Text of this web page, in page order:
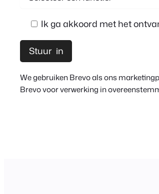
Ik ga akkoord met het
We gebruiken Brevo als ons
Brevo voor verwerking in